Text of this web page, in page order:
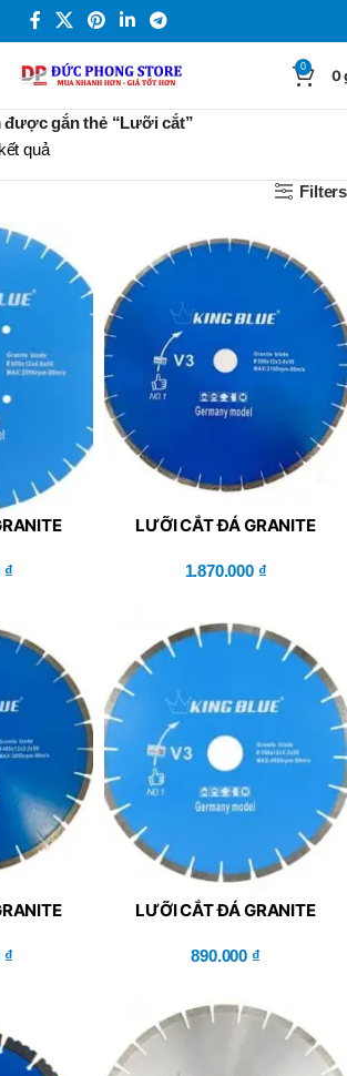
0 0
được gắn thẻ “Lưỡi cắt”
quả
Filters
₫
LƯỠI CẮT ĐÁ GRANITE
500x50x3.4x12R
1.870.000 ₫
₫
LƯỠI CẮT ĐÁ GRANITE
350x50x3.2x12R
890.000 ₫